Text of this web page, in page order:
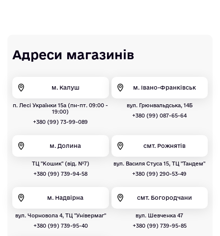
Адреси магазинів
м. Калуш
п. Лесі Українки 15а (пн-пт. 09:00 -
19:00)
+380 (99) 73-99-089
м. Івано-Франківськ
вул. Грюнвальдська, 14Б
+380 (99) 087-65-64
м. Долина
ТЦ "Кошик" (від. №7)
+380 (99) 739-94-58
смт. Рожнятів
вул. Василя Стуса 15, ТЦ "Тандем"
+380 (99) 290-53-49
м. Надвірна
вул. Чорновола 4, ТЦ "Універмаг"
+380 (99) 739-95-40
смт. Богородчани
вул. Шевченка 47
+380 (99) 739-95-85